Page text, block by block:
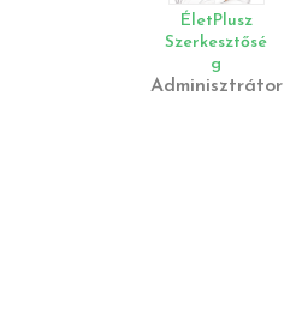
ÉletPlusz
Szerkesztősé
G
Adminisztrátor